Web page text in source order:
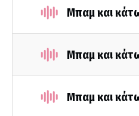
Μπαμ και
Μπαμ και
Μπαμ και